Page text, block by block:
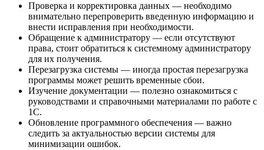
Проверка и корректировка данных — необходимо
внимательно перепроверить введенную информацию и
внести исправления при необходимости.
Обращение к администратору — если отсутствуют
права, стоит обратиться к системному администратору
для их получения.
Перезагрузка системы — иногда простая перезагрузка
программы может решить временные сбои.
Изучение документации — полезно ознакомиться с
руководствами и справочными материалами по работе с
1С.
Обновление программного обеспечения — важно
следить за актуальностью версии системы для
минимизации ошибок.